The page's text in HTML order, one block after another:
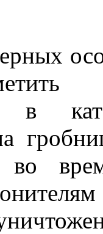
в
во